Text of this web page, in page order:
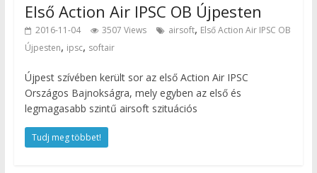
Első Action Air IPSC OB Újpesten
2016-11-04 3507 Views airsoft, Első Action Air IPSC OB
Újpesten, ipsc, softair
Újpest szívében került sor az első Action Air IPSC
Országos Bajnokságra, mely egyben az első és
legmagasabb szintű airsoft szituációs
Tudj meg többet!